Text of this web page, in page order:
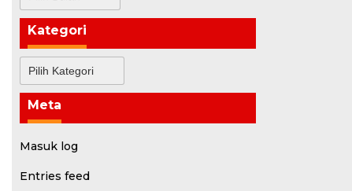
Kategori
Meta
Masuk log
Entries feed